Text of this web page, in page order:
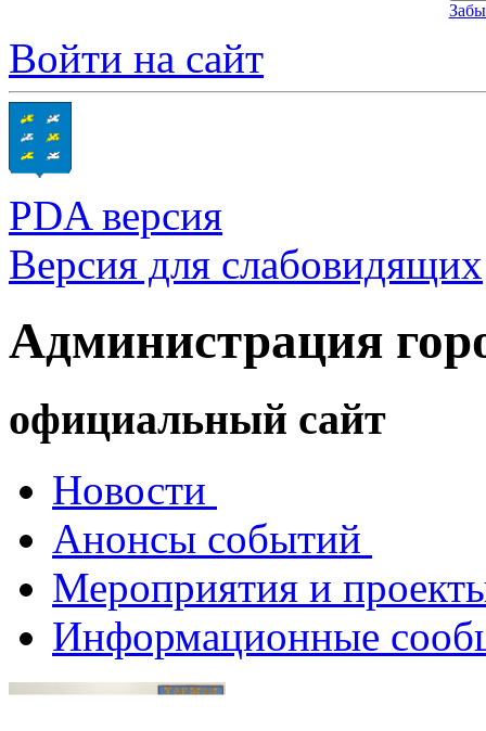
Войти на сайт
PDA версия
Версия для слабовидящих
Администрация
официальный сайт
Новости
Анонсы событий
Мероприятия и
Информационные